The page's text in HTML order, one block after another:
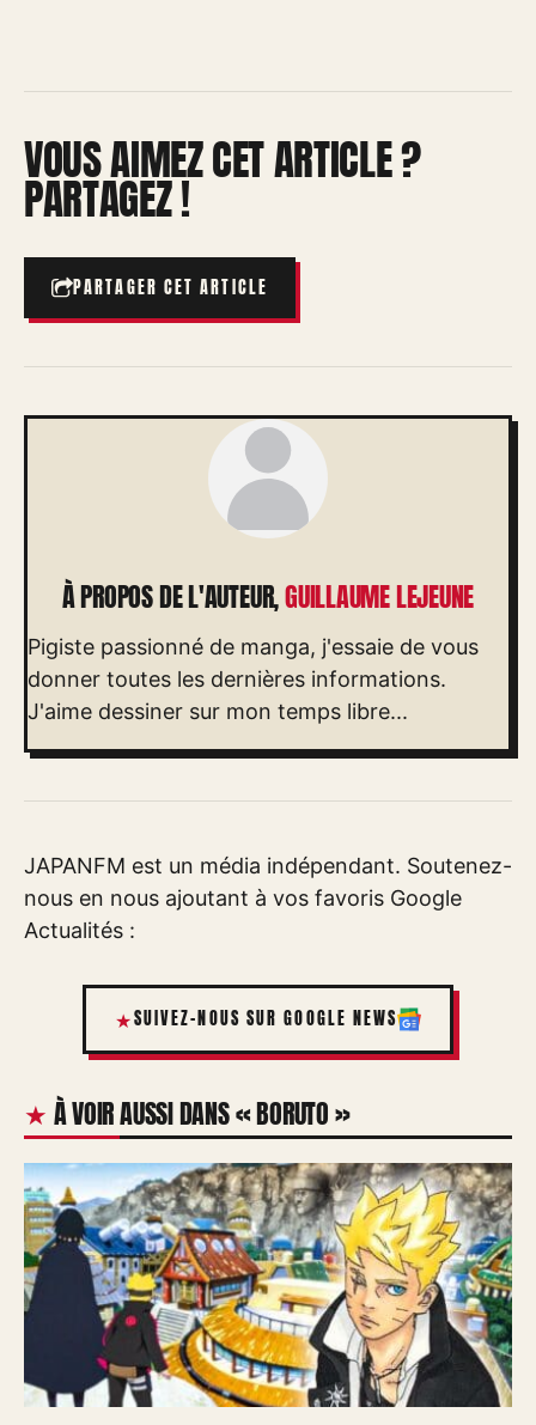
VOUS AIMEZ CET ARTICLE ?
PARTAGEZ !
PARTAGER CET ARTICLE
À PROPOS DE L'AUTEUR,GUILLAUME LEJEUNE
Pigiste passionné de manga, j'essaie de vous
donner toutes les dernières informations.
J'aime dessiner sur mon temps libre...
JAPANFM est un média indépendant. Soutenez-
nous en nous ajoutant à vos favoris Google
Actualités :
SUIVEZ-NOUS SUR GOOGLE NEWS
À VOIR AUSSI DANS « BORUTO »